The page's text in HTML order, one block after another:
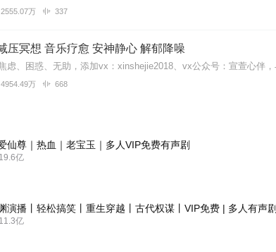
2555.07万 337
压冥想 音乐疗愈 安神静心 解郁降噪
4954.49万 668
仙尊｜热血｜老宝玉｜多人VIP免费有声剧
亿
演播丨轻松搞笑丨重生穿越丨古代权谋丨VIP免费 | 多人有声剧
亿